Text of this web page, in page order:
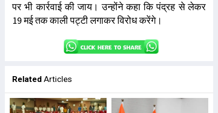
पर भी कार्रवाई की जाय। उन्होंने कहा कि पंद्रह से लेकर
19 मई तक काली पट्टी लगाकर विरोध करेंगे।
Related Articles